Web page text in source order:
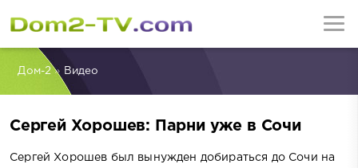
Дом-2» Видео
Сергей Хорошев: Парни уже в Сочи
Сергей Хорошев был вынужден добираться до Сочи на